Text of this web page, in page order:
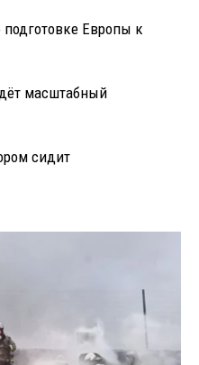
Европы к
масштабный
сидит